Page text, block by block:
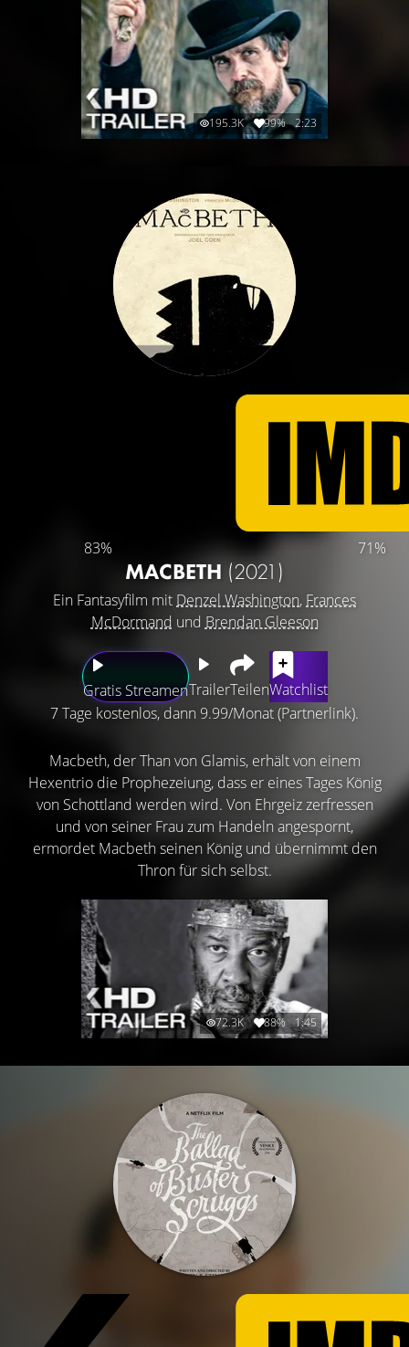
195.3K 99% 2:23
83% 71%
MACBETH (2021)
Ein Fantasyfilm mit Denzel Washington, Frances
McDormand und Brendan Gleeson
Gratis StreamenTrailerTeilenWatchlist
7 Tage kostenlos, dann 9.99/Monat (Partnerlink).
Macbeth, der Than von Glamis, erhält von einem
Hexentrio die Prophezeiung, dass er eines Tages König
von Schottland werden wird. Von Ehrgeiz zerfressen
und von seiner Frau zum Handeln angespornt,
ermordet Macbeth seinen König und übernimmt den
Thron für sich selbst.
72.3K 88% 1:45